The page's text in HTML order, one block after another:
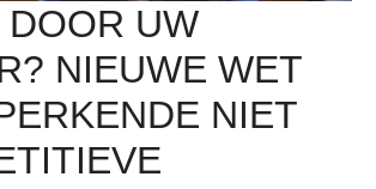
UW
NIEUWE WET
NIET